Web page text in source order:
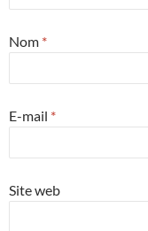
Nom *
E-mail *
Site web